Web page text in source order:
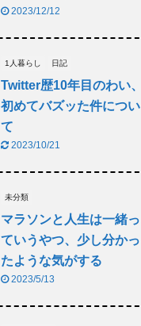
2023/12/12
1人暮らし 日記
Twitter歴10年目のわい、
初めてバズッた件につい
て
2023/10/21
未分類
マラソンと人生は一緒っ
ていうやつ、少し分かっ
たような気がする
2023/5/13